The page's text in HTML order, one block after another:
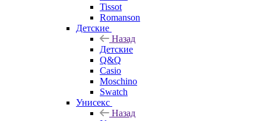
Tissot
Romanson
Детские
Назад
Детские
Q&Q
Casio
Moschino
Swatch
Унисекс
Назад